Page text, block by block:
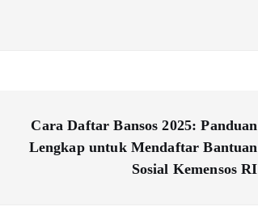
Cara Daftar Bansos 2025: Panduan
Lengkap untuk Mendaftar Bantuan
Sosial Kemensos RI